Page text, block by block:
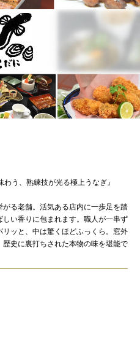
う、熟練技が光る極上うなぎ』
る老舗。活気ある店内に一歩足を踏
い香りに包まれます。職人が一串ず
ッと、中は驚くほどふっくら。窓外
史に裏打ちされた本物の味を堪能で